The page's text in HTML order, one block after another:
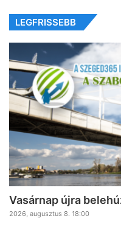
LEGFRISSEBB
Vasárnap újra
2026, augusztus 8. 18:00